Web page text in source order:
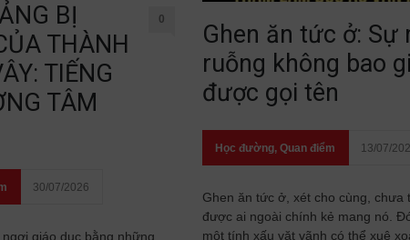
BỊ
THÀNH
TIẾNG
TÂM
0
30/07/2026
giáo dục bằng những
Ghen ăn tức ở: Sự
ruỗng không bao
được gọi tên
Học đường, Quan điểm 13/07/
Ghen ăn tức ở, xét cho cùng, chưa
được ai ngoài chính kẻ mang nó.
một tính xấu vặt vãnh có thể xuê